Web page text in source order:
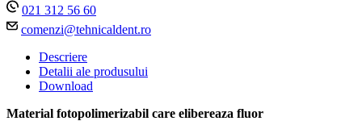
021 312 56 60
comenzi@tehnicaldent.ro
Descriere
Detalii ale produsului
Download
Material fotopolimerizabil care elibereaza fluor